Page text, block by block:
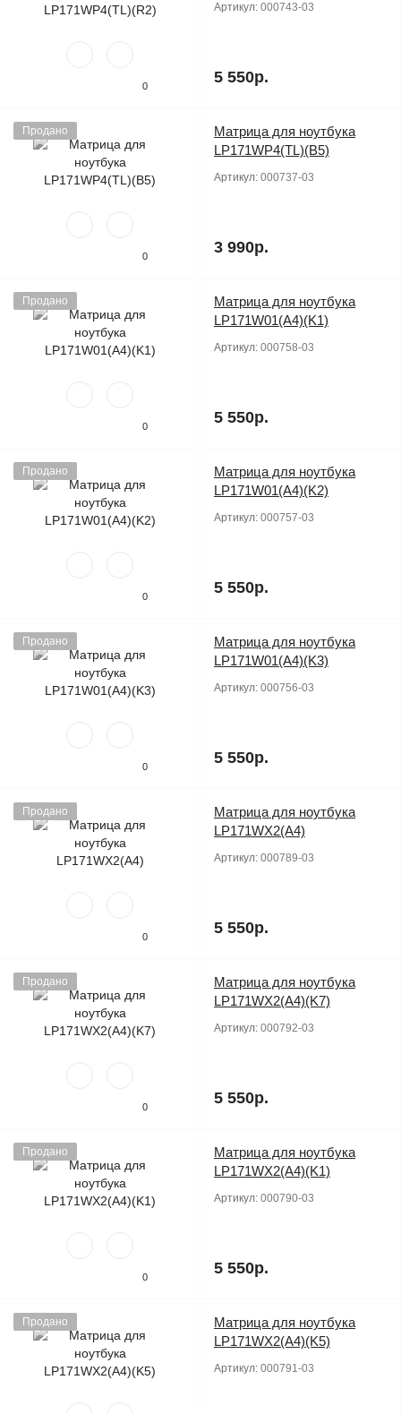
0
Артикул: 000743-03
5 550р.
Продано
0
Матрица для ноутбука
LP171WP4(TL)(B5)
Артикул: 000737-03
3 990р.
Продано
0
Матрица для ноутбука
LP171W01(A4)(K1)
Артикул: 000758-03
5 550р.
Продано
0
Матрица для ноутбука
LP171W01(A4)(K2)
Артикул: 000757-03
5 550р.
Продано
0
Матрица для ноутбука
LP171W01(A4)(K3)
Артикул: 000756-03
5 550р.
Продано
0
Матрица для ноутбука
LP171WX2(A4)
Артикул: 000789-03
5 550р.
Продано
0
Матрица для ноутбука
LP171WX2(A4)(K7)
Артикул: 000792-03
5 550р.
Продано
0
Матрица для ноутбука
LP171WX2(A4)(K1)
Артикул: 000790-03
5 550р.
Продано
Матрица для ноутбука
LP171WX2(A4)(K5)
Артикул: 000791-03